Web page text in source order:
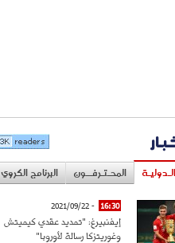
المحـتـرفــون البرنامج الكروي
16:30
- 2021/09/22
إيفنبيرغ: "تمديد عقدي كيميتش
وغوريتزكا رسالة لأوروبا"